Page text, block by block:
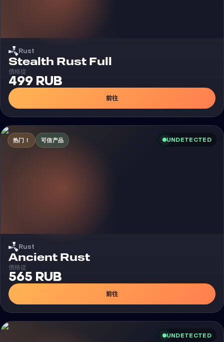
Rust
Stealth Rust Full
價格從
499 RUB
前往
热门！ 可信产品 UNDETECTED
Rust
Ancient Rust外挂
價格從
565 RUB
前往
UNDETECTED